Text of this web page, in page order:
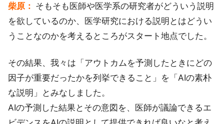
柴原： そもそも医師や医学系の研究者がどういう説明
を欲しているのか、医学研究における説明とはどうい
うことなのかを考えるところがスタート地点でした。
その結果、我々は「アウトカムを予測したときにどの
因子が重要だったかを列挙できること」を「AIの素朴
な説明」とみなしました。
AIの予測した結果とその意図を、医師が議論できるエ